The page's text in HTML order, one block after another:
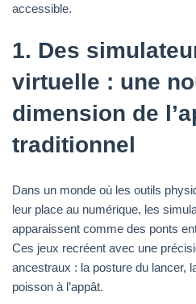
accessible.
1. Des
virtuelle : une
dimension de
traditionnel
Dans un monde où les outils
leur place au numérique, les
apparaissent comme des ponts
Ces jeux recréent avec une
ancestraux : la posture du lancer,
poisson à l’appât.